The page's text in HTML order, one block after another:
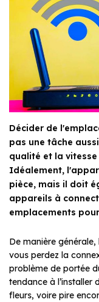
Décider de
pas une tâche
qualité et la
Idéalement,
pièce, mais il doit
appareils à
emplacements
De manière
vous perdez la
problème de portée
tendance à l’installer
fleurs, voire pire